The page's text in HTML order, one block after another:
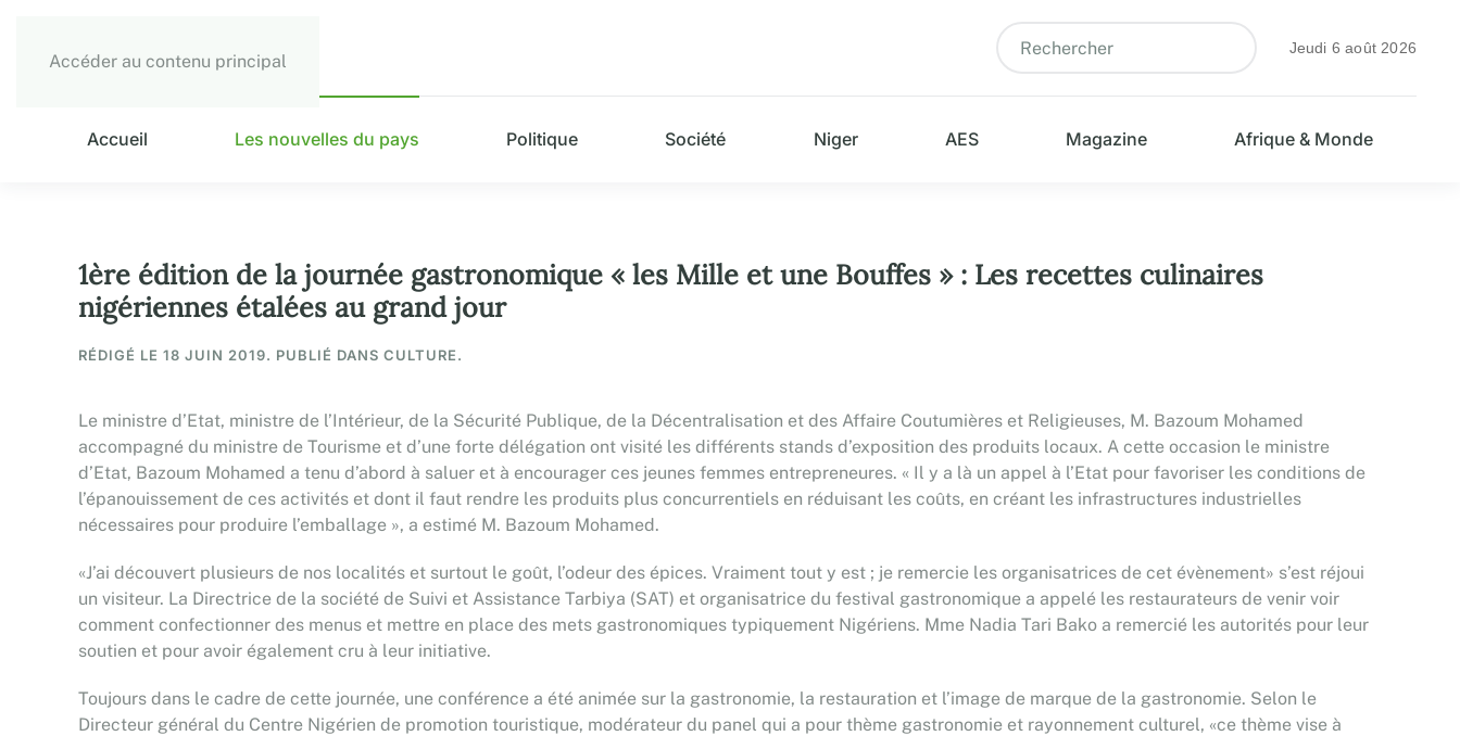
Accéder au contenu principal
Jeudi 6 août 2026
Accueil Les nouvelles du pays Politique Société Niger AES Magazine Afrique & Monde
1ère édition de la journée gastronomique « les Mille et une Bouffes » : Les recettes culinaires
nigériennes étalées au grand jour
RÉDIGÉ LE 18 JUIN 2019. PUBLIÉ DANS CULTURE.
Le ministre d’Etat, ministre de l’Intérieur, de la Sécurité Publique, de la Décentralisation et des Affaire Coutumières et Religieuses, M. Bazoum Mohamed
accompagné du ministre de Tourisme et d’une forte délégation ont visité les différents stands d’exposition des produits locaux. A cette occasion le ministre
d’Etat, Bazoum Mohamed a tenu d’abord à saluer et à encourager ces jeunes femmes entrepreneures. « Il y a là un appel à l’Etat pour favoriser les conditions de
l’épanouissement de ces activités et dont il faut rendre les produits plus concurrentiels en réduisant les coûts, en créant les infrastructures industrielles
nécessaires pour produire l’emballage », a estimé M. Bazoum Mohamed.
«J’ai découvert plusieurs de nos localités et surtout le goût, l’odeur des épices. Vraiment tout y est ; je remercie les organisatrices de cet évènement» s’est réjoui
un visiteur. La Directrice de la société de Suivi et Assistance Tarbiya (SAT) et organisatrice du festival gastronomique a appelé les restaurateurs de venir voir
comment confectionner des menus et mettre en place des mets gastronomiques typiquement Nigériens. Mme Nadia Tari Bako a remercié les autorités pour leur
soutien et pour avoir également cru à leur initiative.
Toujours dans le cadre de cette journée, une conférence a été animée sur la gastronomie, la restauration et l’image de marque de la gastronomie. Selon le
Directeur général du Centre Nigérien de promotion touristique, modérateur du panel qui a pour thème gastronomie et rayonnement culturel, «ce thème vise à